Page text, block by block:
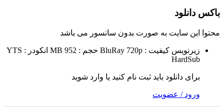
سایت به صورتبدون سانسورمی باشد
کیفیت : BluRay 720p حجم : 952 MB
انکودر : YTS
دانلود باید ثبت نام کنید یا وارد شوید
/ عضویت